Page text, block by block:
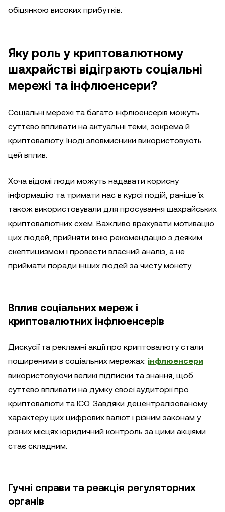
обіцянкою високих прибутків.
Яку роль у криптовалютному
шахрайстві відіграють соціальні
мережі та інфлюенсери?
Соціальні мережі та багато інфлюенсерів можуть
суттєво впливати на актуальні теми, зокрема й
криптовалюту. Іноді зловмисники використовують
цей вплив.
Хоча відомі люди можуть надавати корисну
інформацію та тримати нас в курсі подій, раніше їх
також використовували для просування шахрайських
криптовалютних схем. Важливо врахувати мотивацію
цих людей, прийняти їхню рекомендацію з деяким
скептицизмом і провести власний аналіз, а не
приймати поради інших людей за чисту монету.
Вплив соціальних мереж і
криптовалютних інфлюенсерів
Дискусії та рекламні акції про криптовалюту стали
поширеними в соціальних мережах: інфлюенсери
використовуючи великі підписки та знання, щоб
суттєво впливати на думку своєї аудиторії про
криптовалюти та ICO. Завдяки децентралізованому
характеру цих цифрових валют і різним законам у
різних місцях юридичний контроль за цими акціями
стає складним.
Гучні справи та реакція регуляторних
органів